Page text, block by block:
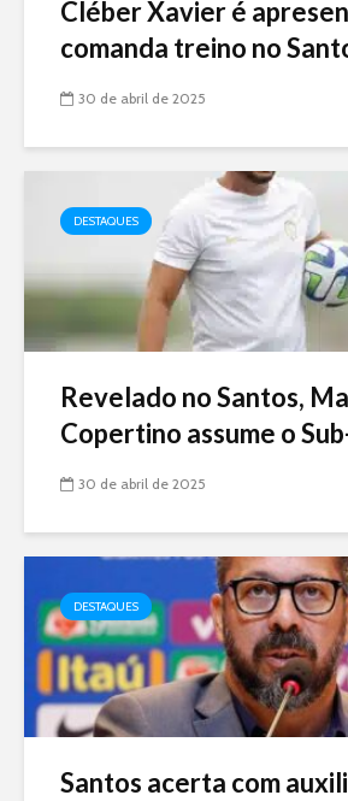
Cléber Xavier é
comanda treino no
30 de abril de 2025
DESTAQUES
Revelado no Santos,
Copertino assume o
30 de abril de 2025
DESTAQUES
Santos acerta com